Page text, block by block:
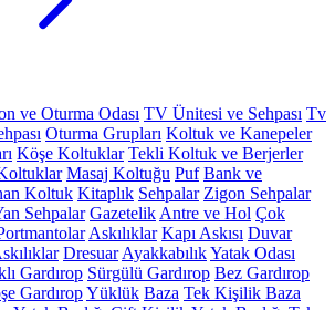
ve Oturma Odası TV Ünitesi ve Sehpası Tv
Oturma Grupları Koltuk ve Kanepeler
Köşe Koltuklar Tekli Koltuk ve Berjerler
Masaj Koltuğu Puf Bank ve
Koltuk Kitaplık Sehpalar Zigon Sehpalar
Sehpalar Gazetelik Antre ve Hol Çok
Askılıklar Kapı Askısı Duvar
Dresuar AyakkabılıkYatak Odası
Gardırop Sürgülü Gardırop Bez Gardırop
GardıropYüklük Baza Tek Kişilik Baza